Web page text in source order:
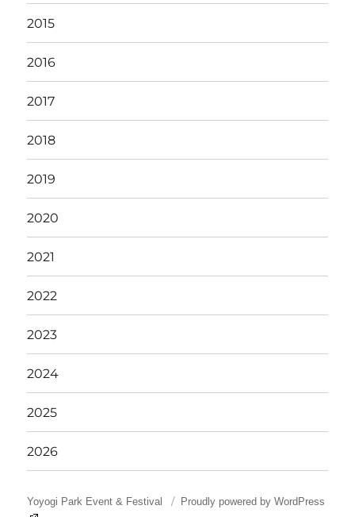
2015
2016
2017
2018
2019
2020
2021
2022
2023
2024
2025
2026
Yoyogi Park Event & Festival Proudly powered by WordPress